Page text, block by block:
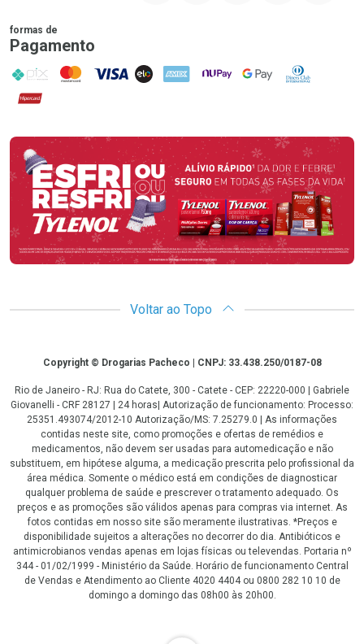
formas de
Pagamento
PIX MasterCard
VISA ELO AMEX NuPay Google PayDiners Club
Hipercard
Promoção em Destaque
Voltar ao Topo
CopyrightCopyright © Drogarias Pacheco | CNPJ: 33.438.250/0187-08
Rio de Janeiro - RJ: Rua do Catete, 300 - Catete - CEP: 22220-000 | Gabriele
Giovanelli - CRF 28127 | 24 horas| Autorização de funcionamento: Processo:
25351.493074/2012-10 Autorização/MS: 7.25279.0 | As informações
contidas neste site, como promoções e ofertas de remédios e
medicamentos, não devem ser usadas para automedicação e não
substituem, em hipótese alguma, a medicação prescrita pelo profissional da
área médica. Somente o médico está em condições de diagnosticar
qualquer problema de saúde e prescrever o tratamento adequado. Os
preços e as promoções são válidos apenas para compras via internet. As
fotos contidas em nosso site são meramente ilustrativas. *Preços e
disponibilidade sujeitos a alterações no decorrer do dia. Antibióticos e
antimicrobianos vendas apenas em lojas físicas ou televendas. Portaria nº
344 - 01/02/1999 - Ministério da Saúde. Horário de funcionamento Central
de Vendas e Atendimento ao Cliente 4020 4404 ou 0800 282 10 10 de
domingo a domingo das 08h00 às 20h00.